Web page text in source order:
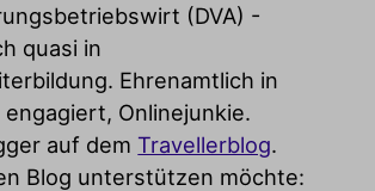
(DVA) -
quasi in
Ehrenamtlich in
Onlinejunkie.
auf dem Travellerblog.
Blog unterstützen möchte: